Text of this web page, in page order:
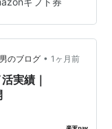
ちらでの集計
券はも…
のブログ • 1ヶ月前
実績｜